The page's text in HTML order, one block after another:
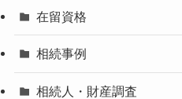
在留資格
相続事例
相続人・財産調査